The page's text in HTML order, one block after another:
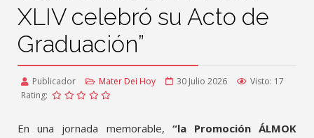
XLIV celebró su Acto de
Graduación”
Publicador Mater Dei Hoy 30 Julio 2026
Visto: 17
Rating:
En una jornada memorable, “la Promoción ÁLMOK